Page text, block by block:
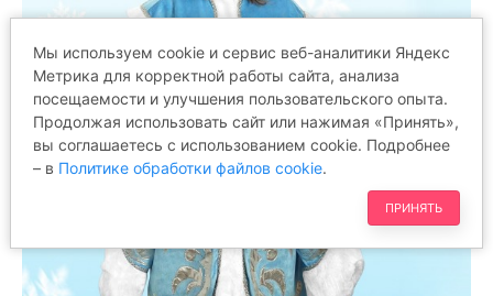
Мы используем cookie и сервис веб-аналитики Яндекс
Метрика для корректной работы сайта, анализа
посещаемости и улучшения пользовательского опыта.
Продолжая использовать сайт или нажимая «Принять»,
вы соглашаетесь с использованием cookie. Подробнее
– в Политике обработки файлов cookie.
ПРИНЯТЬ